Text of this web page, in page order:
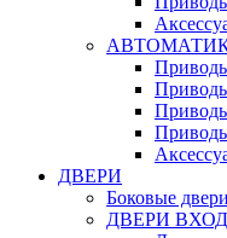
ДВЕРИ
Боковые
ДВЕРИ